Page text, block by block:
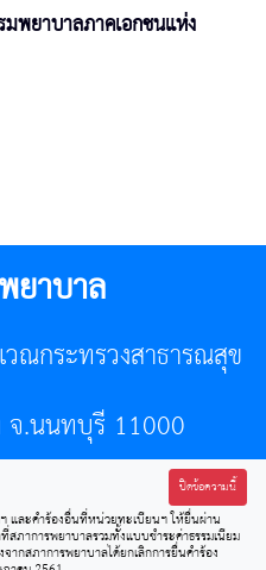
พยาบาลภาคเอกชนแห่ง
ยาบาล
ณกระทรวงสาธารณสุข
จ.นนทบุรี 11000
ร 0-2589-7121 E-mail :
ปิดข้อความนี้
และคำร้องอื่นที่หน่วยทะเบียนฯ ให้ยื่นผ่าน
ภาการพยาบาลรวมทั้งแบบชำระค่าธรรมเนียม
กสภาการพยาบาลได้ยกเลิกการยื่นคำร้อง